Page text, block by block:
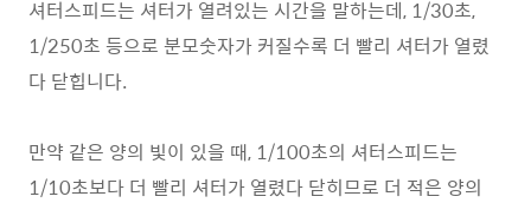
셔터스피드는 셔터가 열려있는 시간을 말하는데, 1/30초,
1/250초 등으로 분모숫자가 커질수록 더 빨리 셔터가 열렸
다 닫힙니다.
만약 같은 양의 빛이 있을 때, 1/100초의 셔터스피드는
1/10초보다 더 빨리 셔터가 열렸다 닫히므로 더 적은 양의